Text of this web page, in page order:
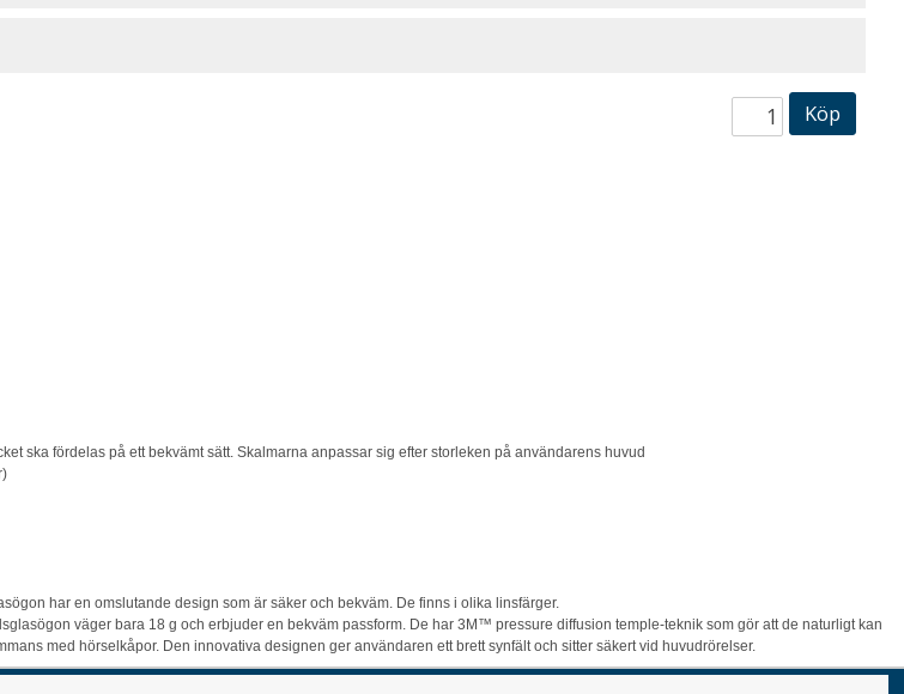
Köp
ska fördelas på ett bekvämt sätt. Skalmarna anpassar sig efter storleken på användarens huvud
har en omslutande design som är säker och bekväm. De finns i olika linsfärger.
väger bara 18 g och erbjuder en bekväm passform. De har 3M™ pressure diffusion temple-teknik som gör att de naturligt kan
med hörselkåpor. Den innovativa designen ger användaren ett brett synfält och sitter säkert vid huvudrörelser.